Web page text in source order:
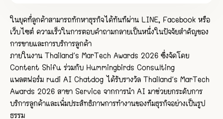
ในยุคที่ลูกค้าสามารถทักหาธุรกิจได้ทันทีผ่าน LINE, Facebook หรือ
เว็บไซต์ ความเร็วในการตอบคำถามกลายเป็นหนึ่งในปัจจัยสำคัญของ
การขายและการบริการลูกค้า
ภายในงาน Thailand’s MarTech Awards 2026 ซึ่งจัดโดย
Content Shifu ร่วมกับ Hummingbirds Consulting
แพลตฟอร์ม rudi AI Chatdog ได้รับรางวัล Thailand’s MarTech
Awards 2026 สาขา Service จากการนำ AI มาช่วยยกระดับการ
บริการลูกค้าและเพิ่มประสิทธิภาพการทำงานของทีมธุรกิจอย่างเป็นรูป
ธรรม